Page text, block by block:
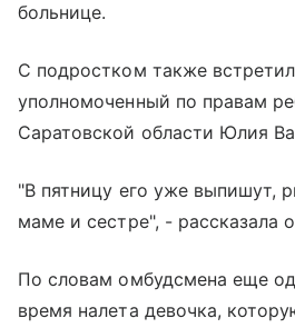
больнице.
С подростком также
уполномоченный по правам
Саратовской области Юлия
"В пятницу его уже выпишут,
маме и сестре", - рассказала
По словам омбудсмена еще
время налета девочка,